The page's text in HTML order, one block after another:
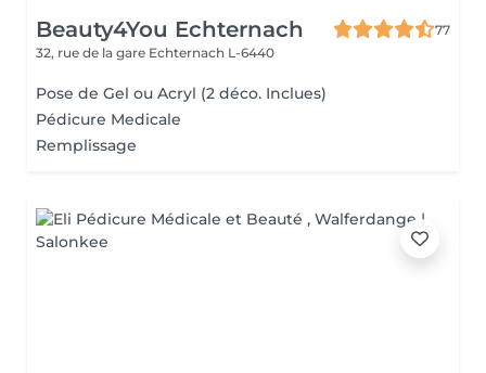
Beauty4You Echternach
77
32, rue de la gare Echternach L-6440
Pose de Gel ou Acryl (2 déco. Inclues)
Pédicure Medicale
Remplissage